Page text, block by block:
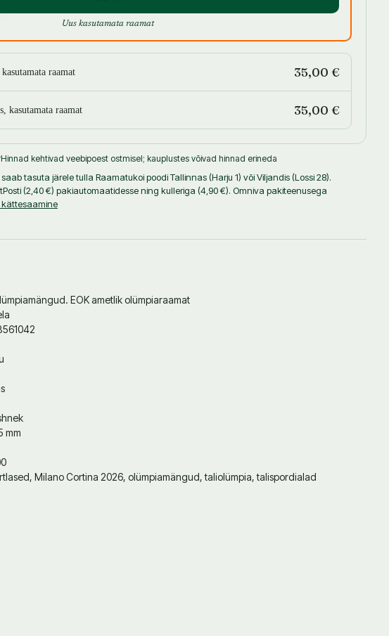
Uus kasutamata raamat
raamat 35,00 €
kasutamata raamat 35,00 €
kehtivad veebipoest ostmisel; kauplustes võivad hinnad erineda
tasuta järele tulla Raamatukoi poodi Tallinnas (Harju 1) või Viljandis (Lossi 28).
(2,40 €) pakiautomaatidesse ning kulleriga (4,90 €). Omniva pakiteenusega
kättesaamine
EOK ametlik olümpiaraamat
mm
Milano Cortina 2026, olümpiamängud, taliolümpia, talispordialad